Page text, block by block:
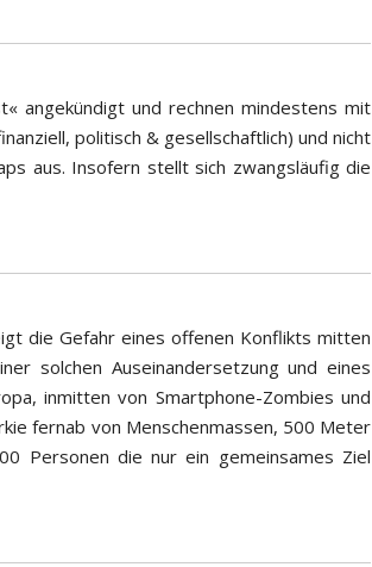
angekündigt und rechnen mindestens mit
politisch & gesellschaftlich) und nicht
aus. Insofern stellt sich zwangsläufig die
die Gefahr eines offenen Konflikts mitten
solchen Auseinandersetzung und eines
inmitten von Smartphone-Zombies und
fernab von Menschenmassen, 500 Meter
Personen die nur ein gemeinsames Ziel